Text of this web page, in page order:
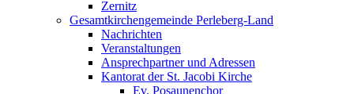
Zernitz
Gesamtkirchengemeinde Perleberg-Land
Nachrichten
Veranstaltungen
Ansprechpartner und Adressen
Kantorat der St. Jacobi Kirche
Ev. Posaunenchor